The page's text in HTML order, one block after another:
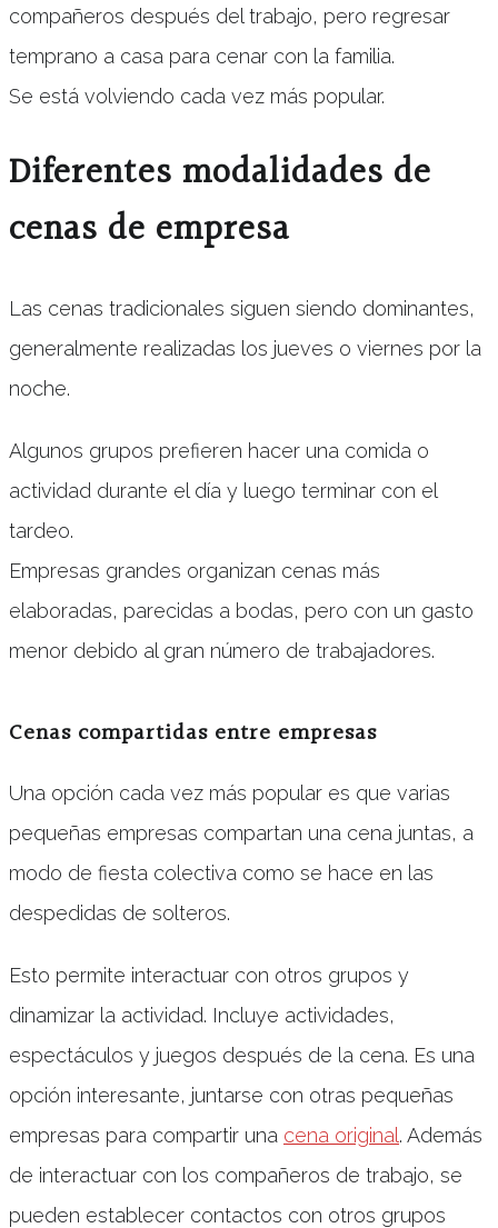
compañeros después del trabajo, pero regresar
temprano a casa para cenar con la familia.
Se está volviendo cada vez más popular.
Diferentes modalidades de
cenas de empresa
Las cenas tradicionales siguen siendo dominantes,
generalmente realizadas los jueves o viernes por la
noche.
Algunos grupos prefieren hacer una comida o
actividad durante el día y luego terminar con el
tardeo.
Empresas grandes organizan cenas más
elaboradas, parecidas a bodas, pero con un gasto
menor debido al gran número de trabajadores.
Cenas compartidas entre empresas
Una opción cada vez más popular es que varias
pequeñas empresas compartan una cena juntas, a
modo de fiesta colectiva como se hace en las
despedidas de solteros.
Esto permite interactuar con otros grupos y
dinamizar la actividad. Incluye actividades,
espectáculos y juegos después de la cena. Es una
opción interesante, juntarse con otras pequeñas
empresas para compartir una cena original . Además
de interactuar con los compañeros de trabajo, se
pueden establecer contactos con otros grupos